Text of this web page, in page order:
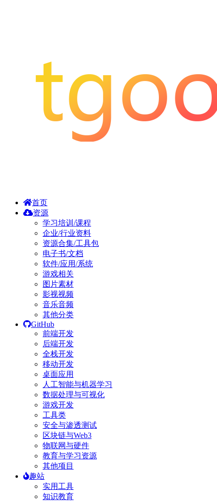
首页
资源
学习培训/课程
企业/行业资料
资源合集/工具包
电子书/文档
软件/应用/系统
游戏相关
图片素材
影视视频
音乐音频
其他分类
GitHub
前端开发
后端开发
全栈开发
移动开发
桌面应用
人工智能与机器学习
数据处理与可视化
游戏开发
工具类
安全与渗透测试
区块链与Web3
物联网与硬件
教育与学习资源
其他项目
趣站
实用工具
知识教育